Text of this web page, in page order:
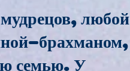
любой
брахманом,
семью. У